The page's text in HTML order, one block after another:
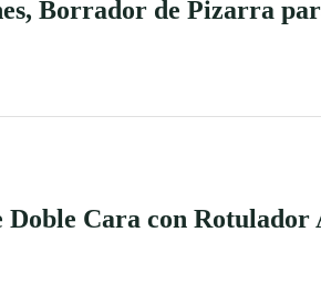
Borrador de Pizarra
Doble Cara con Rotulador